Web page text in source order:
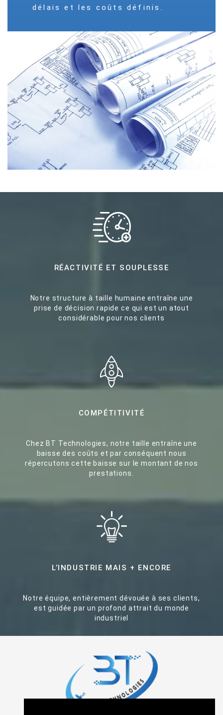
délais et les coûts définis.
RÉACTIVITÉ ET SOUPLESSE
Notre structure à taille humaine entraîne une
prise de décision rapide ce qui est un atout
considérable pour nos clients
COMPÉTITIVITÉ
Chez BT Technologies, notre taille entraîne une
baisse des coûts et par conséquent nous
répercutons cette baisse sur le montant de nos
prestations.
L’INDUSTRIE MAIS + ENCORE
Notre équipe, entièrement dévouée à ses clients,
est guidée par un profond attrait du monde
industriel